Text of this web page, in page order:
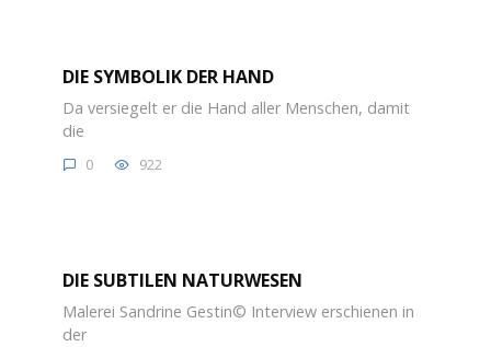
DIE SYMBOLIK DER HAND
Da versiegelt er die Hand aller Menschen, damit
die
0 922
DIE SUBTILEN NATURWESEN
Malerei Sandrine Gestin© Interview erschienen in
der